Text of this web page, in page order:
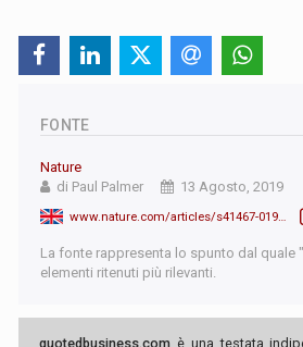
FONTE
Nature
di Paul Palmer
13 Agosto, 2019
La fonte rappresenta lo spunto dal quale
elementi ritenuti più rilevanti.
quotedbusiness.com è una testata